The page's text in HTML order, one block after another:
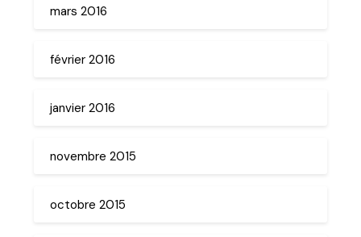
mars 2016
février 2016
janvier 2016
novembre 2015
octobre 2015